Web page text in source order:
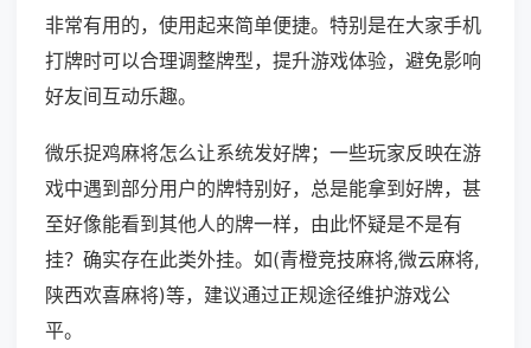
非常有用的，使用起来简单便捷。特别是在大家手机
打牌时可以合理调整牌型，提升游戏体验，避免影响
好友间互动乐趣。
微乐捉鸡麻将怎么让系统发好牌；一些玩家反映在游
戏中遇到部分用户的牌特别好，总是能拿到好牌，甚
至好像能看到其他人的牌一样，由此怀疑是不是有
挂？确实存在此类外挂。如(青橙竞技麻将,微云麻将,
陕西欢喜麻将)等，建议通过正规途径维护游戏公
平。